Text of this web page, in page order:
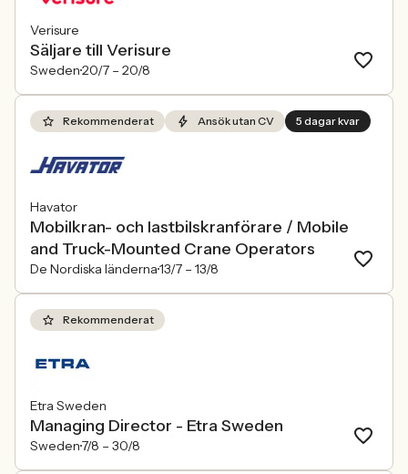
Verisure
Säljare till Verisure
Sweden20/7 – 20/8
Rekommenderat Ansök utan CV 5 dagar kvar
Havator
Mobilkran- och lastbilskranförare / Mobile
and Truck-Mounted Crane Operators
De Nordiska länderna13/7 – 13/8
Rekommenderat
Etra Sweden
Managing Director - Etra Sweden
Sweden7/8 – 30/8